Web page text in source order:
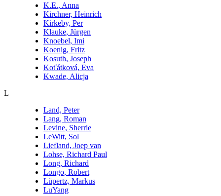
K.E., Anna
Kirchner, Heinrich
Kirkeby, Per
Klauke, Jürgen
Knoebel, Imi
Koenig, Fritz
Kosuth, Joseph
Koťátková, Eva
Kwade, Alicja
L
Land, Peter
Lang, Roman
Levine, Sherrie
LeWitt, Sol
Liefland, Joep van
Lohse, Richard Paul
Long, Richard
Longo, Robert
Lüpertz, Markus
LuYang